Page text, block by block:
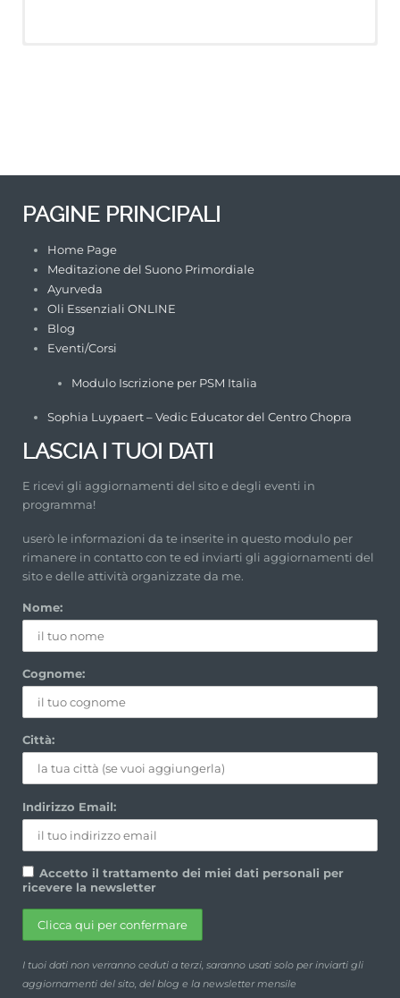
c/o TANGONAUTI
Via Assarotti 6 TORINO
PAGINE PRINCIPALI
Home Page
Meditazione del Suono Primordiale
Ayurveda
Oli Essenziali ONLINE
Blog
Eventi/Corsi
Modulo Iscrizione per PSM Italia
Sophia Luypaert – Vedic Educator del Centro Chopra
LASCIA I TUOI DATI
E ricevi gli aggiornamenti del sito e degli eventi in
programma!
userò le informazioni da te inserite in questo modulo per
rimanere in contatto con te ed inviarti gli aggiornamenti del
sito e delle attività organizzate da me.
Nome:
Cognome:
Città:
Indirizzo Email:
Accetto il trattamento dei miei dati personali per
ricevere la newsletter
I tuoi dati non verranno ceduti a terzi, saranno usati solo per inviarti gli
aggiornamenti del sito, del blog e la newsletter mensile